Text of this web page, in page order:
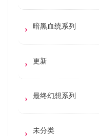
暗黑血统系列
更新
最终幻想系列
未分类